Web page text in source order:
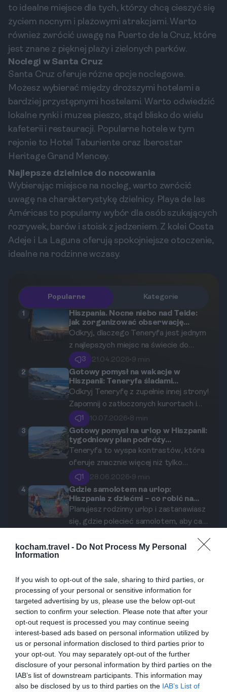
kocham.travel - Do Not Process My Personal
Information
If you wish to opt-out of the sale, sharing to third parties, or
processing of your personal or sensitive information for
targeted advertising by us, please use the below opt-out
section to confirm your selection. Please note that after your
opt-out request is processed you may continue seeing
interest-based ads based on personal information utilized by
us or personal information disclosed to third parties prior to
your opt-out. You may separately opt-out of the further
disclosure of your personal information by third parties on the
IAB’s list of downstream participants. This information may
also be disclosed by us to third parties on the IAB’s List of
to idealne miejsce dla tych, którzy chcą cieszyć się
życiem nocnym i plażowymi atrakcjami. Warto
również zwrócić uwagę na Puerto de la Cruz, które
jest znane z pięknej plaży i zielonych parków.
Noclegi w Santa Cruz
Santa Cruz oferuje różne opcje noclegowe.
Możesz wybierać między droższymi hotelami a
bardziej przystępnymi hostelami. Warto odwiedzić
lokalne rynki i muzea pieszo, stąd blisko do wielu
kafeterii i restauracji. Popularne hotele w tym
rejonie to Hotel Taburiente oraz Iberostar
Heritage Grand Mencey.
Najlepsze dzielnice do nocowania
Wybierając miejsce na nocleg, warto zwrócić
uwagę na charakterystykę dzielnicy. Playa de las
Américas to popularny wybór dla osób szukających
rozrywek, barów i stoisk z jedzeniem. Z kolei Costa
Adeje i La Laguna oferują spokojniejsze otoczenie,
idealne na rodzinne wczasy.
Popularne Kategorie
1
Hiszpania. Nocne niebo nad Teide:
jak zorganizować obserwację
gwiazd na Teneryfie?
Odkryj, dlaczego Teneryfa jest jednym
z najlepszych miejsc na świecie do
obserwacji gwiazd. Ten kompleksowy
przewodnik pomoże Ci zaplanować
niezapomnianą nocną przygodę w
Parku Narodowym Teide, od wyboru
idealnego miejsca i terminu, po decyzję
między zorganizowaną wycieczką a
samodzielną wyprawą.
3 21.04.2026•9 min
2
Gotowy pomysł na wakacje w
Hiszpanii: Teneryfa śladami
czarnych, wulkanicznych plaż.
Odkryj Teneryfę z zupełnie innej strony!
Zapomnij o zatłoczonych kurortach i
zanurz się w surowym pięknie
wulkanicznych krajobrazów. Ten
przewodnik to gotowy plan na
niezapomnianą podróż śladami
czarnych, magnetycznych plaż, które
czynią tę wyspę absolutnie wyjątkową.
1 10.07.2026•8 min
3
Gotowy pomysł na urlop w Hiszpanii:
tygodniowy plan podróży
samochodem po Teneryfie.
Teneryfa to wyspa kontrastów, która
oferuje znacznie więcej niż tylko
słoneczne plaże. Od księżycowych
krajobrazów Parku Narodowego Teide,
przez prastare lasy wawrzynowe, po
urokliwe kolonialne miasteczka –
tydzień za kółkiem wystarczy, by
gotowy, sprawdzony plan na
1 28.06.2026•9 min
4
Gdzie samolotem na urlop:
Hiszpania z dziećmi – co robić na
Teneryfie, żeby maluchy się nie
nudziły?
Planujesz rodzinny urlop i zastanawiasz
się, gdzie polecieć samolotem, aby cała
to strzał w dziesiątkę! Ta hiszpańska
przez magiczne lasy, po światowej
klasy parki rozrywki. Przygotowaliśmy
dla Ciebie wyczerpujący poradnik,
który pomoże zaplanować
niezapomniany wyjazd na Teneryfę z
dziećmi.
5
Hiszpania. Gwiezdny spektakl na
przed Tobą sekrety astroturystyki na
Teneryfie. Dowiedz się, dlaczego ta
wyspa jest jednym z najlepszych miejsc
na świecie do obserwacji gwiazd, gdzie
znaleźć najciemniejsze niebo i jak
zorganizować niezapomnianą noc pod
Drogą Mleczną w cieniu wulkanu Teide.
1 03.05.2026•9 min